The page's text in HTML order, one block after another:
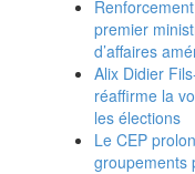
premier
d’affaires
Alix Didier
réaffirme la
les élections
Le CEP
groupements